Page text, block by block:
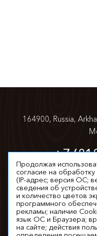
164900, Russia,
+7
© 2026.
Продолжая
согласие на
(IP-адрес; версия ОС;
сведения об
и количество цветов
программного
рекламы; наличие
язык ОС и Браузера;
на сайте; действия